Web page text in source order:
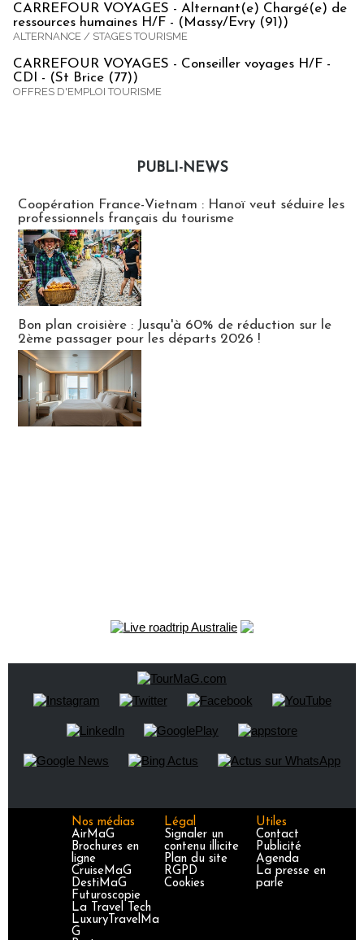
CARREFOUR VOYAGES - Alternant(e) Chargé(e) de
ressources humaines H/F - (Massy/Evry (91))
ALTERNANCE / STAGES TOURISME
CARREFOUR VOYAGES - Conseiller voyages H/F -
CDI - (St Brice (77))
OFFRES D'EMPLOI TOURISME
PUBLI-NEWS
Coopération France-Vietnam : Hanoï veut séduire les
professionnels français du tourisme
Bon plan croisière : Jusqu'à 60% de réduction sur le
2ème passager pour les départs 2026 !
Nos médias
AirMaG
Brochures en
ligne
CruiseMaG
DestiMaG
Futuroscopie
La Travel Tech
LuxuryTravelMa
G
Légal
Signaler un
contenu illicite
Plan du site
RGPD
Cookies
Utiles
Contact
Publicité
Agenda
La presse en
parle